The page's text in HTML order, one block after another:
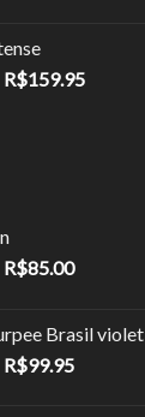
O
R$159.95O
O
era:
R$149.90.
R$85.00O
é:
R$85.00.
Brasil violet
O
R$99.95O